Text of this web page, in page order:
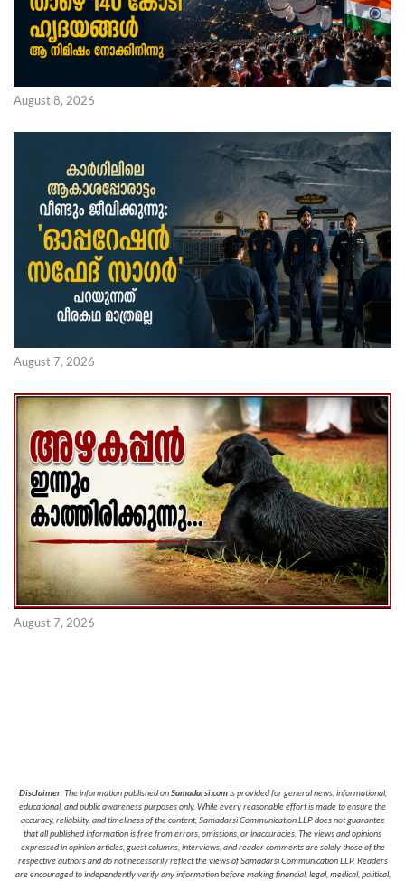
August 8, 2026
August 7, 2026
August 7, 2026
Disclaimer: The information published onSamadarsi.comis provided for general news, informational,
educational, and public awareness purposes only. While every reasonable effort is made to ensure the
accuracy, reliability, and timeliness of the content, Samadarsi Communication LLP does not guarantee
that all published information is free from errors, omissions, or inaccuracies. The views and opinions
expressed in opinion articles, guest columns, interviews, and reader comments are solely those of the
respective authors and do not necessarily reflect the views of Samadarsi Communication LLP. Readers
are encouraged to independently verify any information before making financial, legal, medical, political,